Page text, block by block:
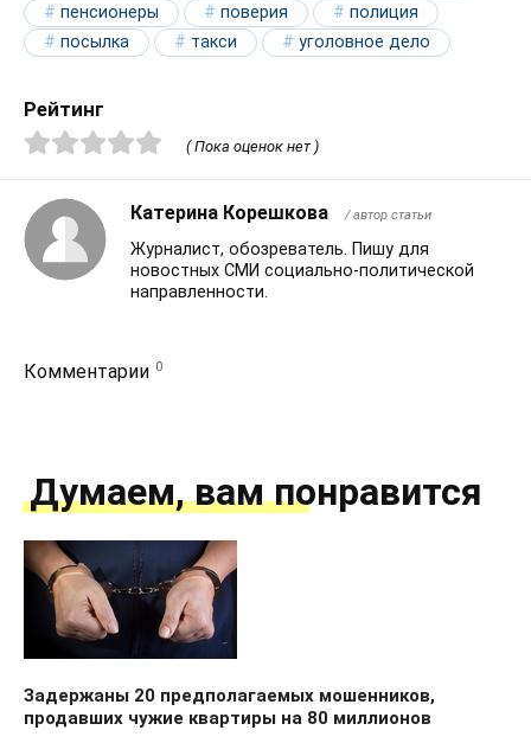
пенсионеры
поверия
полиция
посылка
такси уголовное дело
Рейтинг
( Пока оценок нет )
Катерина Корешкова / автор статьи
Журналист, обозреватель. Пишу для
новостных СМИ социально-политической
направленности.
Комментарии 0
Думаем, вам понравится
Задержаны 20 предполагаемых мошенников,
продавших чужие квартиры на 80 миллионов